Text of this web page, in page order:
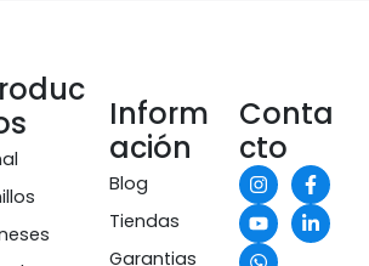
Inform
ación
Blog
Tiendas
Garantias
Conta
cto